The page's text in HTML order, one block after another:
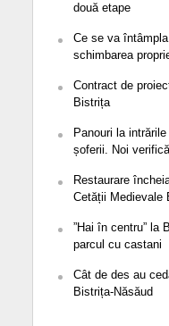
două etape
Ce se va
schimbarea
Contract de
Bistrița
Panouri la
șoferii. Noi
Restaurare
Cetății Medievale
”Hai în centru” la
parcul cu castani
Cât de des au
Bistrița-Năsăud